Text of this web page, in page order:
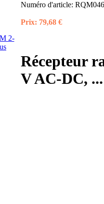
Numéro d'article:
Prix: 79,68 €
Récepteur
V AC-DC, ...